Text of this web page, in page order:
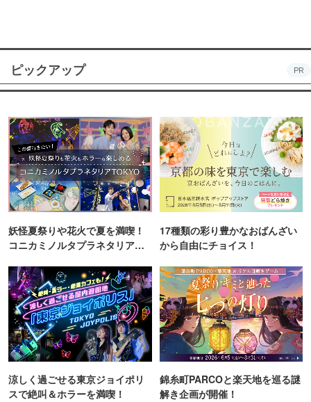
ピックアップ PR
妖怪夏祭りや花火で夏を満喫！
コニカミノルタプラネタリア
17種類の彩り豊かなおばんざい
から自由にチョイス！
涼しく過ごせる東京ジョイポリ
スで絶叫＆ホラーを満喫！
錦糸町PARCOと楽天地を巡る謎
解き企画が開催！